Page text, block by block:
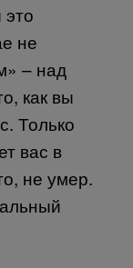
это
не
– над
как вы
Только
вас в
не умер.